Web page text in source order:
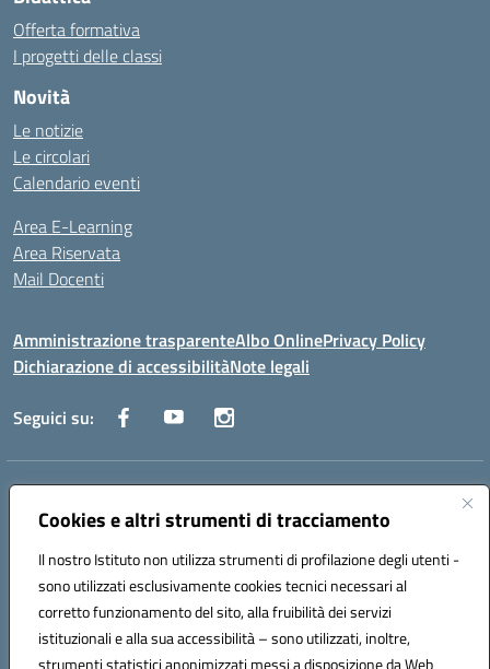
Cookies e altri strumenti di tracciamento
Il nostro Istituto non utilizza strumenti di profilazione degli utenti -
sono utilizzati esclusivamente cookies tecnici necessari al
corretto funzionamento del sito, alla fruibilità dei servizi
istituzionali e alla sua accessibilità – sono utilizzati, inoltre,
strumenti statistici anonimizzati messi a disposizione da Web
Offerta formativa
I progetti delle classi
Novità
Le notizie
Le circolari
Calendario eventi
Area E-Learning
Area Riservata
Mail Docenti
Amministrazione trasparenteAlbo OnlinePrivacy Policy
Dichiarazione di accessibilitàNote legali
Seguici su:
Indirizzo:
Centralino:0885 417864 Email:fgpc180008@istruzione.it
Codice fiscale: 90043150714
Codice meccanografico:
FGPC180008
Codice Indice delle Pubbliche Amministrazioni (IPA): lzcc